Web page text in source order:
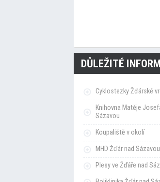
DŮLEŽITÉ
Cyklostezky Žďárské
Knihovna Matěje
Sázavou
Koupaliště v okolí
MHD Žďár nad Sázavou
Plesy ve Žďáře nad